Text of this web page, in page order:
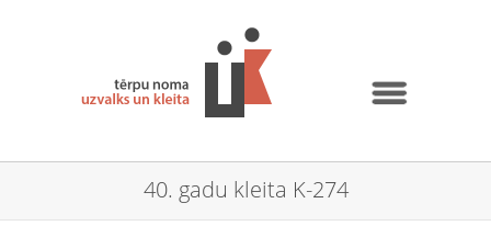
40. gadu kleita K-274